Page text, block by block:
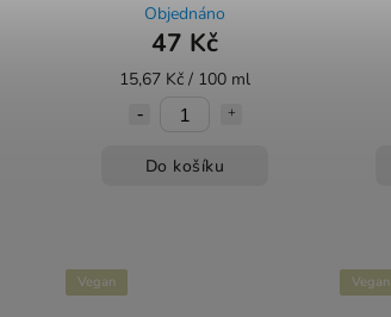
Objednáno
47 Kč
15,67 Kč / 100 ml
Do košíku
Vegan Vegan